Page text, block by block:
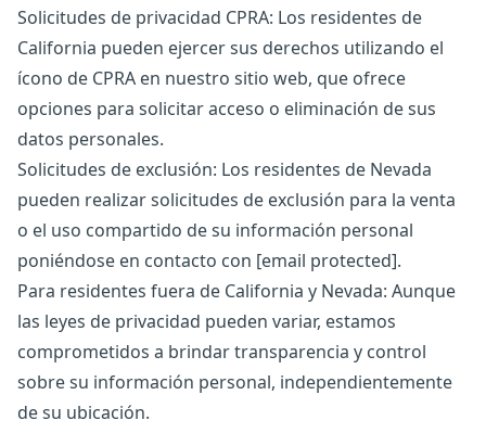
Solicitudes de privacidad CPRA: Los residentes de
California pueden ejercer sus derechos utilizando el
ícono de CPRA en nuestro sitio web, que ofrece
opciones para solicitar acceso o eliminación de sus
datos personales.
Solicitudes de exclusión: Los residentes de Nevada
pueden realizar solicitudes de exclusión para la venta
o el uso compartido de su información personal
poniéndose en contacto con [email protected].
Para residentes fuera de California y Nevada: Aunque
las leyes de privacidad pueden variar, estamos
comprometidos a brindar transparencia y control
sobre su información personal, independientemente
de su ubicación.